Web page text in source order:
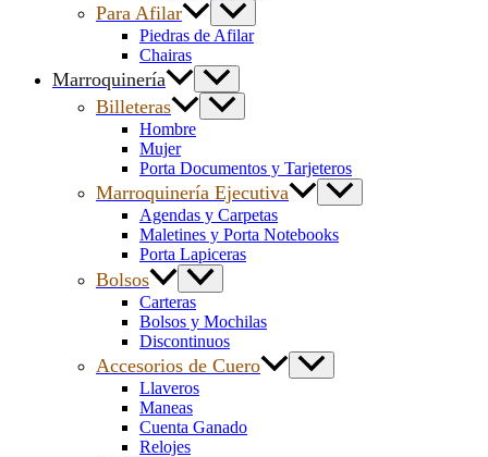
Para Afilar
Piedras de Afilar
Chairas
Marroquinería
Billeteras
Hombre
Mujer
Porta Documentos y Tarjeteros
Marroquinería Ejecutiva
Agendas y Carpetas
Maletines y Porta Notebooks
Porta Lapiceras
Bolsos
Carteras
Bolsos y Mochilas
Discontinuos
Accesorios de Cuero
Llaveros
Maneas
Cuenta Ganado
Relojes